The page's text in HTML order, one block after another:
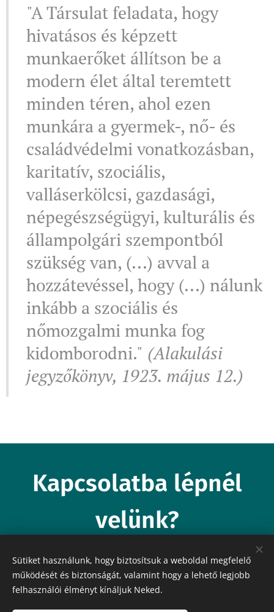
"A Társulat feladata, hogy
hivatásos és képzett
munkaerőket állítson be a
modern élet által teremtett
minden téren, ahol ezen
munkára a gyermek-, nő- és
családvédelmi vonatkozásban,
karitatív, szociális,
valláserkölcsi, gazdasági,
népegészségügyi, kulturális és
állampolgári szempontból
szükség van, (...) avval a
hozzátevéssel, hogy (...) nálunk
inkább a szociális és
nőmozgalmi munka fog
kidomborodni." (Alakulási
jegyzőkönyv, 1923. május 12.)
Kapcsolatba lépnél
velünk?
Írj nekünk most!
Sütiket használunk, hogy biztosítsuk a weboldal megfelelő
működését és biztonságát, valamint hogy a lehető legjobb
felhasználói élményt kínáljuk Neked.